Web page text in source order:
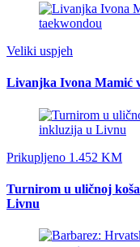
Veliki uspjeh
Livanjka Ivona Mamić
Prikupljeno 1.452 KM
Turnirom u uličnoj
Livnu